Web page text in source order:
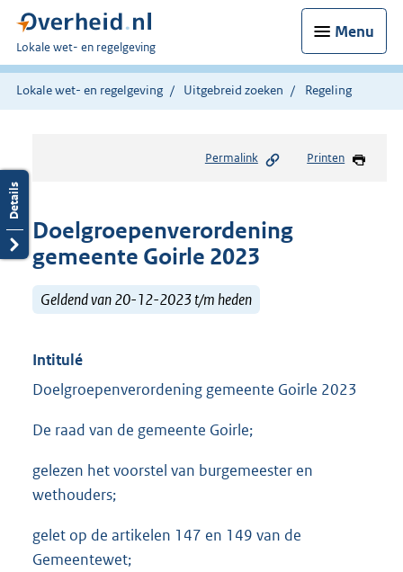
Menu
U
bent
hier:
Lokale wet- en regelgeving
Lokale wet- en regelgeving Uitgebreid zoeken Regeling
Permalink Printen
Doelgroepenverordening
gemeente Goirle 2023
Geldend van 20-12-2023 t/m heden
Intitulé
Doelgroepenverordening gemeente Goirle 2023
De raad van de gemeente Goirle;
gelezen het voorstel van burgemeester en
wethouders;
gelet op de artikelen 147 en 149 van de
Gemeentewet;